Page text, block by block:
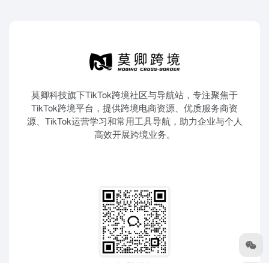
莫卿科技旗下TikTok跨境社区与导航站，专注聚焦于
TikTok跨境平台，提供跨境电商资源、优质服务商资
源、TikTok运营学习和常用工具导航，助力企业与个人
高效开展跨境业务。